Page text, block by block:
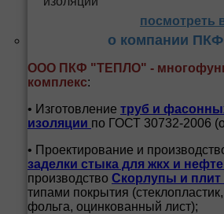
посмотреть
о компании
ООО ПКФ "ТЕПЛО" -
комплекс:
• Изготовление труб и
изоляции по ГОСТ 30732-2006
• Проектирование и
заделки стыка для жкх и
производство Скорлупы и
типами покрытия
фольга, оцинкованный лист);